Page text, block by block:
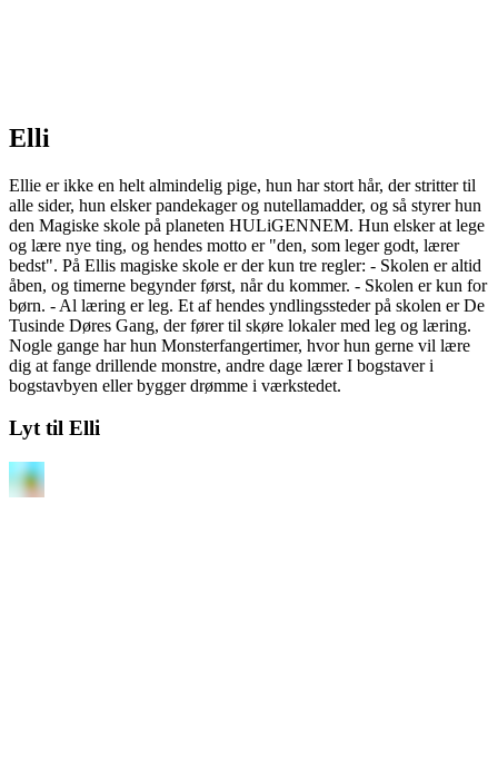
Elli
Ellie er ikke en helt almindelig pige, hun har stort hår, der stritter til
alle sider, hun elsker pandekager og nutellamadder, og så styrer hun
den Magiske skole på planeten HULiGENNEM. Hun elsker at lege
og lære nye ting, og hendes motto er "den, som leger godt, lærer
bedst". På Ellis magiske skole er der kun tre regler: - Skolen er altid
åben, og timerne begynder først, når du kommer. - Skolen er kun for
børn. - Al læring er leg. Et af hendes yndlingssteder på skolen er De
Tusinde Døres Gang, der fører til skøre lokaler med leg og læring.
Nogle gange har hun Monsterfangertimer, hvor hun gerne vil lære
dig at fange drillende monstre, andre dage lærer I bogstaver i
bogstavbyen eller bygger drømme i værkstedet.
Lyt til Elli